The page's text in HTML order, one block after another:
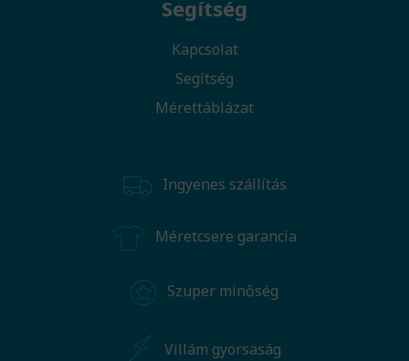
Segítség
Kapcsolat
Segítség
Mérettáblázat
Ingyenes szállítás
Méretcsere garancia
Szuper minőség
Villám gyorsaság